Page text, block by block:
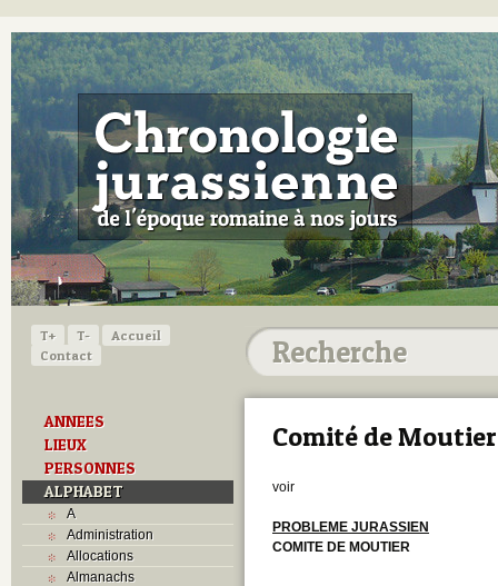
T+ T-
Accueil
Contact
ANNEES
LIEUX
PERSONNES
ALPHABET
A
Administration
Allocations
Almanachs
Comité de Moutier
voir
PROBLEME JURASSIEN
COMITE DE MOUTIER